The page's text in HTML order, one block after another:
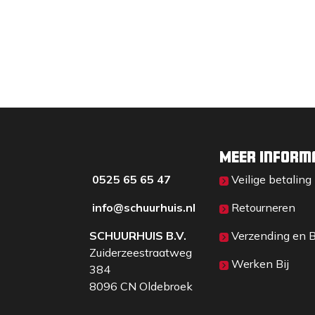
De robuuste stalen riemclip zorgt voor een
stevige bevestiging.
0525 65 65 47
info@schuurhuis.nl
SCHUURHUIS B.V.
Zuiderzeestraatweg
384
8096 CN Oldebroek
Meer
Veilige betaling
Retourneren
Verzending en
Werken Bij